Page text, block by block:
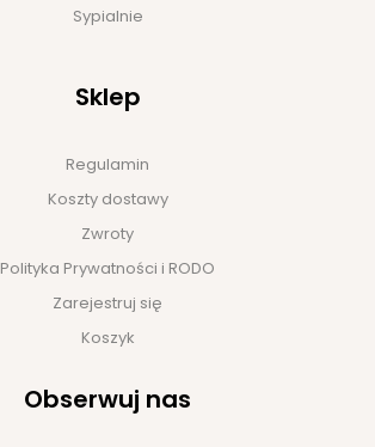
Sypialnie
Sklep
Regulamin
Koszty dostawy
Zwroty
Polityka Prywatności i RODO
Zarejestruj się
Koszyk
Obserwuj nas